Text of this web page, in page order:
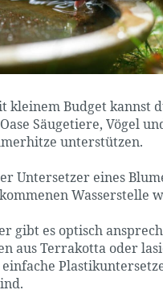
kleinem Budget kannst
Säugetiere, Vögel
unterstützen.
Untersetzer eines
Wasserstelle
gibt es optisch
aus Terrakotta oder